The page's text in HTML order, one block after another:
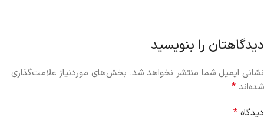
دیدگاهتان را بنویسید
نشانی ایمیل شما منتشر نخواهد شد. بخش‌های موردنیاز علامت‌گذاری
شده‌اند *
دیدگاه *